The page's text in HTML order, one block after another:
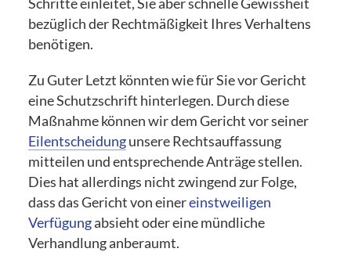
bezüglich der Rechtmäßigkeit Ihres Verhaltens
benötigen.
Zu Guter Letzt könnten wie für Sie vor Gericht
eine Schutzschrift hinterlegen. Durch diese
Maßnahme können wir dem Gericht vor seiner
Eilentscheidungunsere Rechtsauffassung
mitteilen und entsprechende Anträge stellen.
Dies hat allerdings nicht zwingend zur Folge,
dass das Gericht von einereinstweiligen
Verfügungabsieht oder eine mündliche
Verhandlung anberaumt.